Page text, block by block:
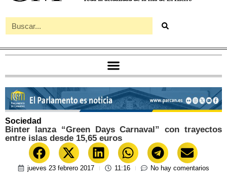
Sociedad
Binter lanza “Green Days Carnaval” con trayectos
entre islas desde 15,65 euros
jueves 23 febrero 2017 11:16 No hay comentarios